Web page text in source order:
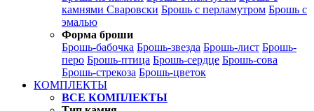
камнями Сваровски Брошь с перламутром Брошь с
эмалью
Форма броши
Брошь-бабочка Брошь-звезда Брошь-лист Брошь-
перо Брошь-птица Брошь-сердце Брошь-сова
Брошь-стрекоза Брошь-цветок
КОМПЛЕКТЫ
ВСЕ КОМПЛЕКТЫ